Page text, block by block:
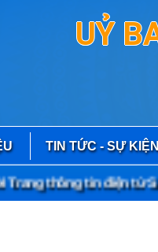
UỶ
TIN TỨC - SỰ
thông tin điện tử Sở